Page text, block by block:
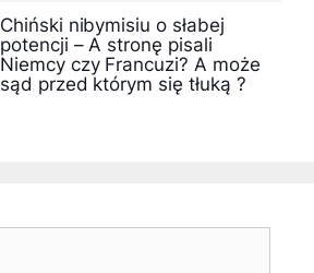
Chiński nibymisiu o słabej
potencji – A stronę pisali
Niemcy czy Francuzi? A może
sąd przed którym się tłuką ?